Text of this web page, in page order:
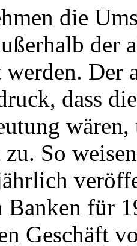
die
der
Der
dass
So
Banken für
Geschäft